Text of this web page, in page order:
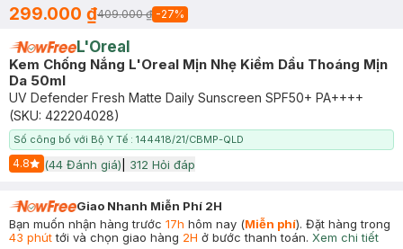
299.000 ₫409.000 ₫ -27%
L'Oreal
Kem Chống Nắng L'Oreal Mịn Nhẹ Kiềm Dầu Thoáng Mịn
Da 50ml
UV Defender Fresh Matte Daily Sunscreen SPF50+ PA++++
(SKU: 422204028)
Số công bố với Bộ Y Tế : 144418/21/CBMP-QLD
4.8
Start Icon
(44 Đánh giá) 312 Hỏi đáp
Giao Nhanh Miễn Phí 2H
Bạn muốn nhận hàng trước 17h hôm nay (Miễn phí). Đặt hàng trong
43 phúttới và chọn giao hàng 2H ở bước thanh toán. Xem chi tiết